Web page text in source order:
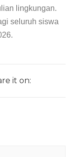
lingkungan.
seluruh siswa
it on: